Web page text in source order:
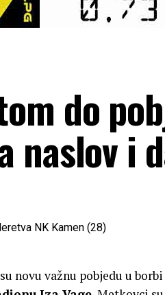
do
naslov i
novu važnu pobjedu u